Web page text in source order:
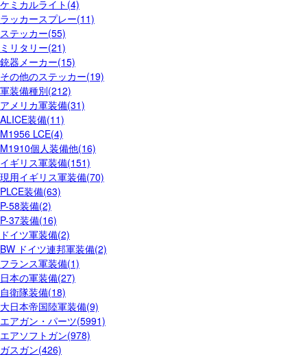
ケミカルライト(4)
ラッカースプレー(11)
ステッカー(55)
ミリタリー(21)
銃器メーカー(15)
その他のステッカー(19)
軍装備種別(212)
アメリカ軍装備(31)
ALICE装備(11)
M1956 LCE(4)
M1910個人装備他(16)
イギリス軍装備(151)
現用イギリス軍装備(70)
PLCE装備(63)
P-58装備(2)
P-37装備(16)
ドイツ軍装備(2)
BW ドイツ連邦軍装備(2)
フランス軍装備(1)
日本の軍装備(27)
自衛隊装備(18)
大日本帝国陸軍装備(9)
エアガン・パーツ(5991)
エアソフトガン(978)
ガスガン(426)